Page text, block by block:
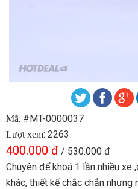
Mã: #MT-0000037
Lượt xem: 2263
400.000 đ / 530.000 đ
Chuyên để khoá 1 lần nhiều xe
khác, thiết kế chắc chắn nhưng